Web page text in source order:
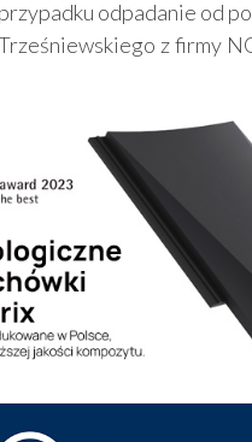
odpadanie od
z firmy